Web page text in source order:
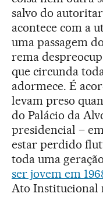
salvo do
acontece com a
uma passagem
rema
que circunda
adormece. É
levam preso
do Palácio da
presidencial –
estar perdido
toda uma
ser jovem em
Ato Institucional